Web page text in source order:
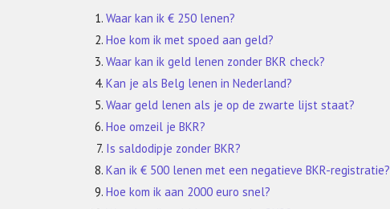
Waar kan ik € 250 lenen?
Hoe kom ik met spoed aan geld?
Waar kan ik geld lenen zonder BKR check?
Kan je als Belg lenen in Nederland?
Waar geld lenen als je op de zwarte lijst staat?
Hoe omzeil je BKR?
Is saldodipje zonder BKR?
Kan ik € 500 lenen met een negatieve BKR-registratie?
Hoe kom ik aan 2000 euro snel?